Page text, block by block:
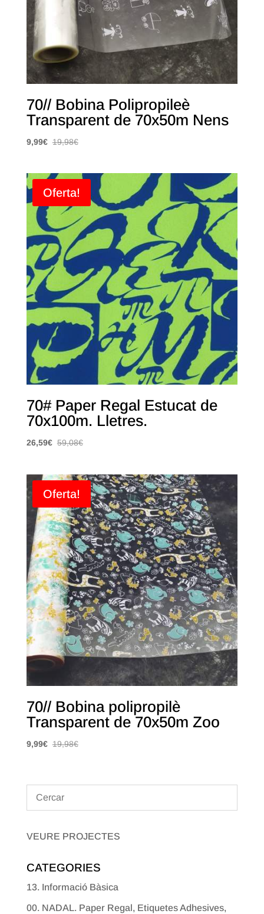
70// Bobina Polipropileè
Transparent de 70x50m Nens
9,99€ 19,98€
Oferta!
70# Paper Regal Estucat de
70x100m. Lletres.
26,59€ 59,08€
Oferta!
70// Bobina polipropilè
Transparent de 70x50m Zoo
9,99€ 19,98€
VEURE PROJECTES
CATEGORIES
13. Informació Bàsica
00. NADAL. Paper Regal, Etiquetes Adhesives,